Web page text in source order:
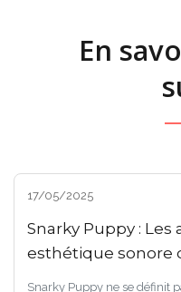
En
17/05/2025
Snarky Puppy : Les
esthétique sonore
Snarky Puppy ne se définit